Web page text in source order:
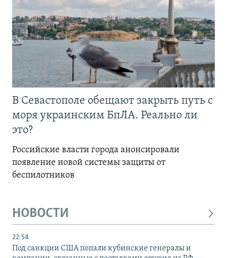
В Севастополе обещают закрыть путь с
моря украинским БпЛА. Реально ли
это?
Российские власти города анонсировали
появление новой системы защиты от
беспилотников
НОВОСТИ
22:54
Под санкции США попали кубинские генералы и